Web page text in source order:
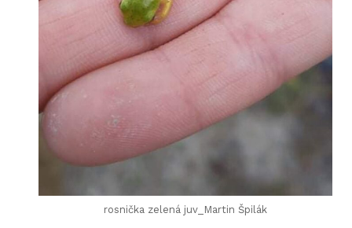
rosnička zelená juv_Martin Špilák